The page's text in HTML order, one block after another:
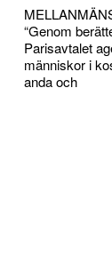
“Genom
Parisavtalet
människor i
anda och